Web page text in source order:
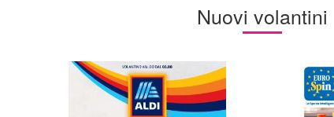
Nuovi volantini